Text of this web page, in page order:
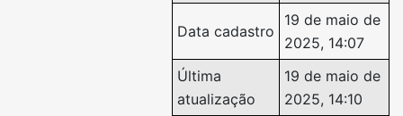
Data cadastro
19 de maio de
2025, 14:07
Última
atualização
19 de maio de
2025, 14:10